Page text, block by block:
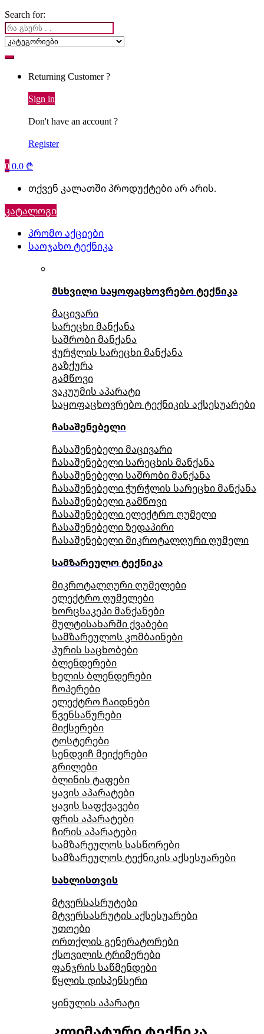
Search for:
Returning Customer ?
Sign in
Don't have an account ?
Register
00.0 ₾
თქვენ კალათში პროდუქტები არ არის.
კატალოგი
პრომო აქციები
საოჯახო ტექნიკა
მსხვილი საყოფაცხოვრებო ტექნიკა
მაცივარი
სარეცხი მანქანა
საშრობი მანქანა
ჭურჭლის სარეცხი მანქანა
გაზქურა
გამწოვი
ვაკუუმის აპარატი
საყოფაცხოვრებო ტექნიკის აქსესუარები
ჩასაშენებელი
ჩასაშენებელი მაცივარი
ჩასაშენებელი სარეცხის მანქანა
ჩასაშენებელი საშრობი მანქანა
ჩასაშენებელი ჭურჭლის სარეცხი მანქანა
ჩასაშენებელი გამწოვი
ჩასაშენებელი ელექტრო ღუმელი
ჩასაშენებელი ზედაპირი
ჩასაშენებელი მიკროტალღური ღუმელი
სამზარეულო ტექნიკა
მიკროტალღური ღუმელები
ელექტრო ღუმელები
ხორცსაკეპი მანქანები
მულტისახარში ქვაბები
სამზარეულოს კომბაინები
პურის საცხობები
ბლენდერები
ხელის ბლენდერები
ჩოპერები
ელექტრო ჩაიდნები
წვენსაწურები
მიქსერები
ტოსტერები
სენდვიჩ მეიქერები
გრილები
ბლინის ტაფები
ყავის აპარატები
ყავის საფქვავები
ფრის აპარატები
ჩირის აპარატები
სამზარეულოს სასწორები
სამზარეულოს ტექნიკის აქსესუარები
სახლისთვის
მტვერსასრუტები
მტვერსასრუტის აქსესუარები
უთოები
ორთქლის გენერატორები
ქსოვილის ტრიმერები
ფანჯრის საწმენდები
წყლის დისპენსერი
ყინულის აპარატი